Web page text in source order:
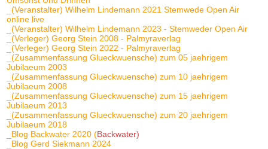
_(Veranstalter) Wilhelm Lindemann 2021 Stemwede Open Air
online live
_(Veranstalter) Wilhelm Lindemann 2023 - Stemweder Open Air
_(Verleger) Georg Stein 2008 - Palmyraverlag
_(Verleger) Georg Stein 2022 - Palmyraverlag
_(Zusammenfassung Glueckwuensche) zum 05 jaehrigem
Jubilaeum 2003
_(Zusammenfassung Glueckwuensche) zum 10 jaehrigem
Jubilaeum 2008
_(Zusammenfassung Glueckwuensche) zum 15 jaehrigem
Jubilaeum 2013
_(Zusammenfassung Glueckwuensche) zum 20 jaehrigem
Jubilaeum 2018
_Blog Backwater 2020 (Backwater)
_Blog Gerd Siekmann 2024